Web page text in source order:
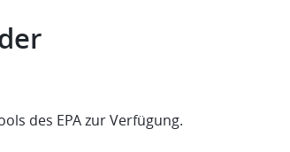
des EPA zur Verfügung.